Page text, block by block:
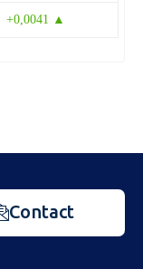
+0,0041 ▲
Contact